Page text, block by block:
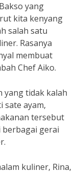
yang
kita kenyang
salah satu
Rasanya
membuat
Chef Aiko.
yang tidak kalah
sate ayam,
tersebut
berbagai gerai
kuliner, Rina,